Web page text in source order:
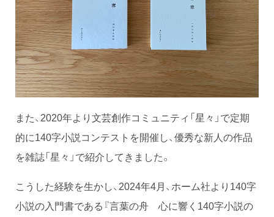
また、2020年より文芸創作コミュニティ「星々」で定期
的に140字小説コンテストを開催し、優秀な新人の作品
を雑誌「星々」で紹介してきました。
こうした経験を生かし、2024年4月、ホーム社より140字
小説の入門書である『言葉の舟 心に響く140字小説の